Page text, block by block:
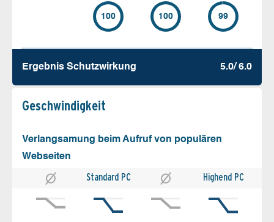
100 100 99
Ergebnis Schutz­wirkung 5.0/ 6.0
Geschw­indigkeit
Verlangsamung beim Aufruf von populären
Webseiten
Standard PC Highend PC